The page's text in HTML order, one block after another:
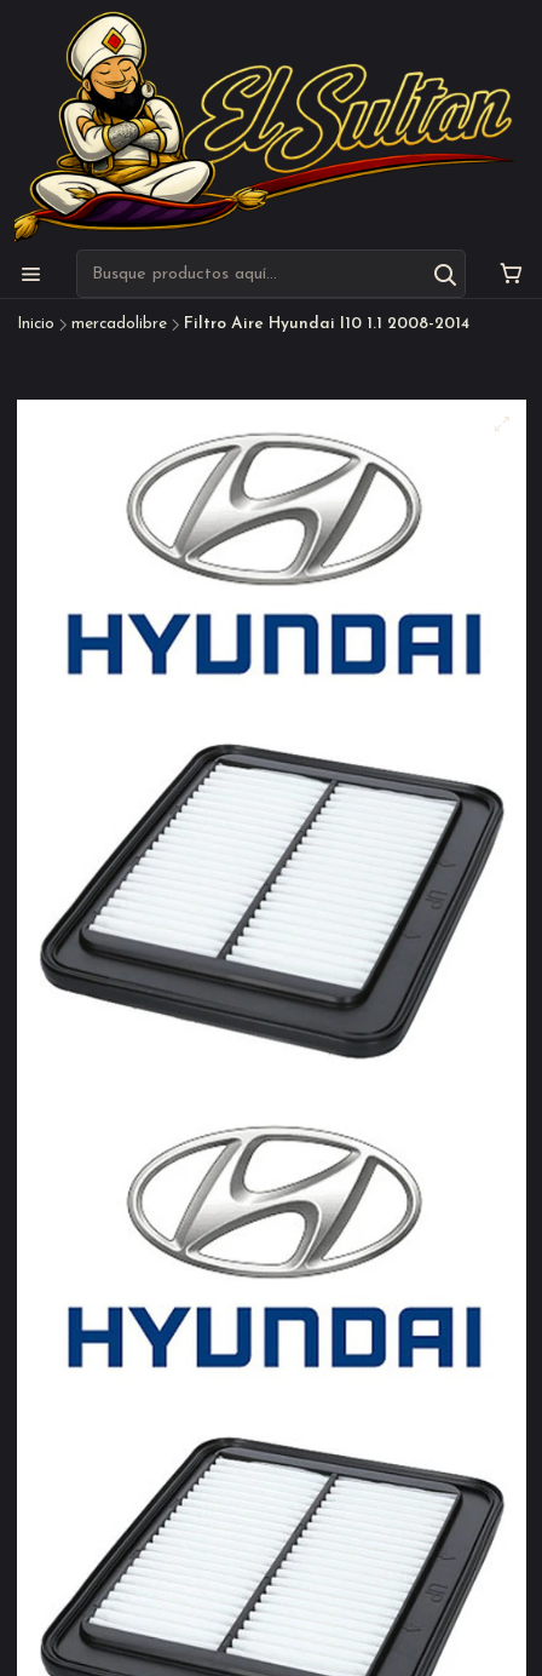
Inicio mercadolibre Filtro Aire Hyundai I10 1.1 2008-2014